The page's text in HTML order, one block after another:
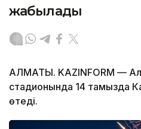
жабылады
АЛМАТЫ. KAZINFORM —
стадионында 14 тамызда
өтеді.